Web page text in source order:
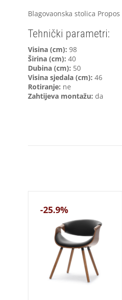
Blagovaonska stolica
Tehnički parametri:
Visina (cm): 98
Širina (cm): 40
Dubina (cm): 50
Visina sjedala (cm): 46
Rotiranje: ne
Zahtijeva montažu: da
-25.9%